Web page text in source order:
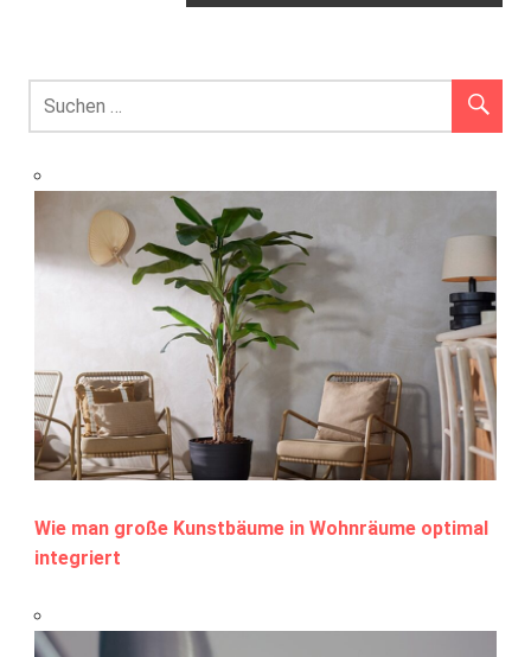
BEITRAG:
Wie man große Kunstbäume in Wohnräume optimal
integriert